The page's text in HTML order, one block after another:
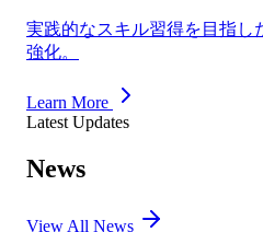
実践的なスキル習得を目指し
強化。
Learn More
Latest Updates
News
View All News